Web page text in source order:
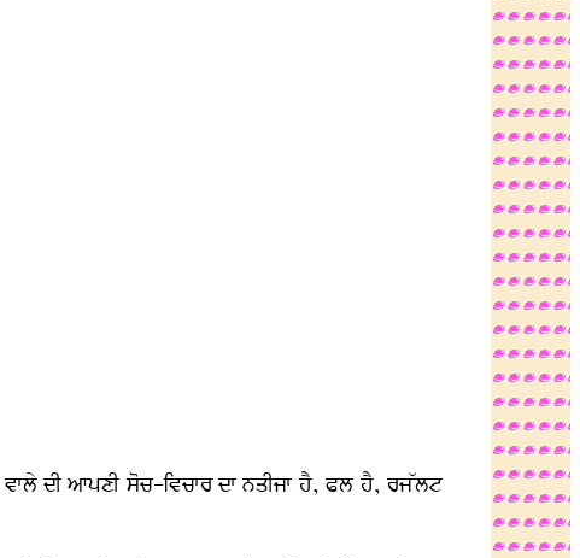
ਦੀ ਆਪਣੀ ਸੋਚ-ਵਿਚਾਰ ਦਾ ਨਤੀਜਾ ਹੈ, ਫਲ ਹੈ, ਰਜੱਲਟ